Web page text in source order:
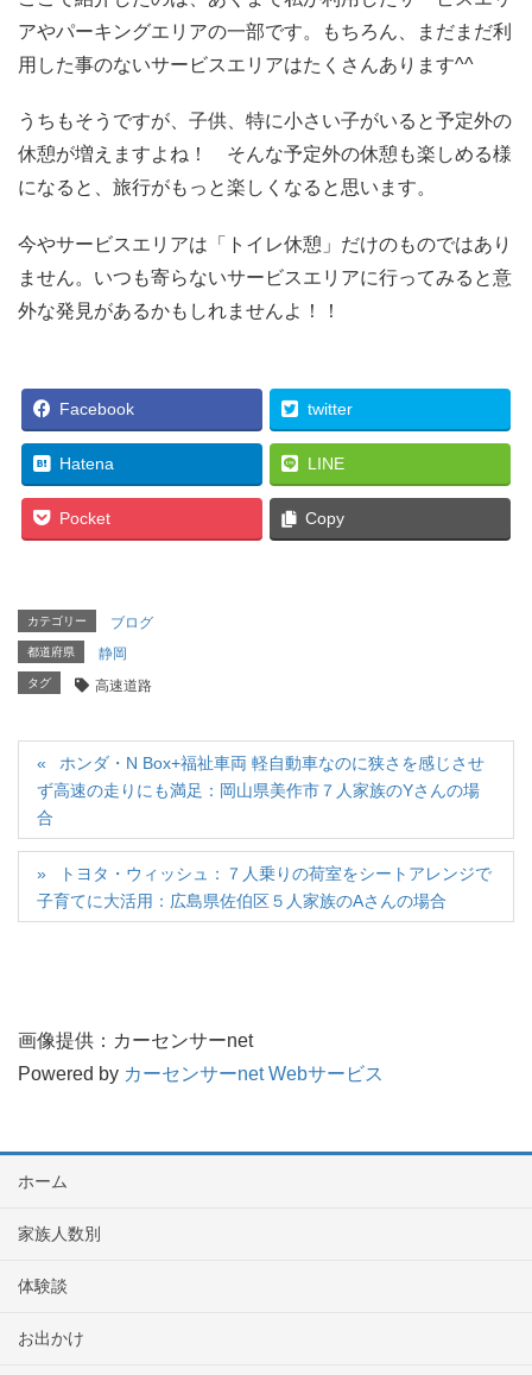
アやパーキングエリアの一部です。もちろん、まだまだ利
用した事のないサービスエリアはたくさんあります^^
うちもそうですが、子供、特に小さい子がいると予定外の
休憩が増えますよね！ そんな予定外の休憩も楽しめる様
になると、旅行がもっと楽しくなると思います。
今やサービスエリアは「トイレ休憩」だけのものではあり
ません。いつも寄らないサービスエリアに行ってみると意
外な発見があるかもしれませんよ！！
Facebook twitter
Hatena LINE
Pocket Copy
カテゴリー ブログ
都道府県 静岡
タグ 高速道路
ホンダ・N Box+福祉車両 軽自動車なのに狭さを感じさせ
ず高速の走りにも満足：岡山県美作市７人家族のYさんの場
合
トヨタ・ウィッシュ：７人乗りの荷室をシートアレンジで
子育てに大活用：広島県佐伯区５人家族のAさんの場合
画像提供：カーセンサーnet
Powered by カーセンサーnet Webサービス
ホーム
家族人数別
体験談
お出かけ